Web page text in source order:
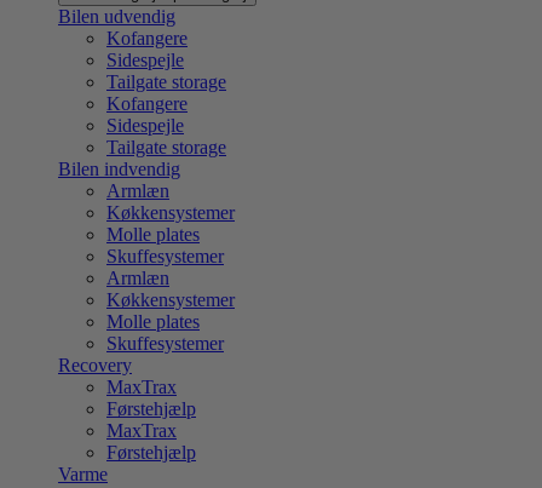
Bilen udvendig
Kofangere
Sidespejle
Tailgate storage
Kofangere
Sidespejle
Tailgate storage
Bilen indvendig
Armlæn
Køkkensystemer
Molle plates
Skuffesystemer
Armlæn
Køkkensystemer
Molle plates
Skuffesystemer
Recovery
MaxTrax
Førstehjælp
MaxTrax
Førstehjælp
Varme